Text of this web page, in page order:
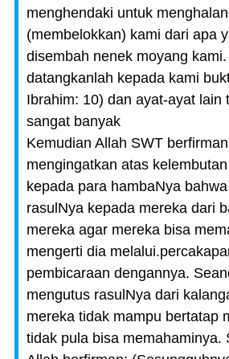
menghendaki untuk
(membelokkan) kami dari apa
disembah nenek moyang
datangkanlah kepada kami
Ibrahim: 10) dan ayat-ayat lain
sangat banyak
Kemudian Allah SWT
mengingatkan atas
kepada para hambaNya
rasulNya kepada mereka dari
mereka agar mereka bisa
mengerti dia
pembicaraan dengannya.
mengutus rasulNya dari
mereka tidak mampu berta­tap
tidak pula bisa memahaminya.